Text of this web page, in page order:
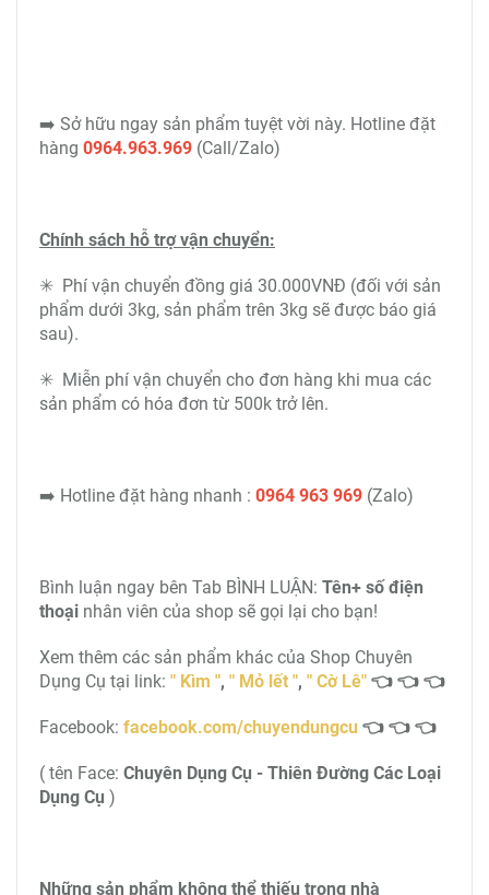
➡️ Sở hữu ngay sản phẩm tuyệt vời này. Hotline đặt
hàng 0964.963.969 (Call/Zalo)
Chính sách hỗ trợ vận chuyển:
✳ Phí vận chuyển đồng giá 30.000VNĐ (đối với sản
phẩm dưới 3kg, sản phẩm trên 3kg sẽ được báo giá
sau).
✳ Miễn phí vận chuyển cho đơn hàng khi mua các
sản phẩm có hóa đơn từ 500k trở lên.
➡️ Hotline đặt hàng nhanh : 0964 963 969 (Zalo)
Bình luận ngay bên Tab BÌNH LUẬN: Tên+ số điện
thoại nhân viên của shop sẽ gọi lại cho bạn!
Xem thêm các sản phẩm khác của Shop Chuyên
Dụng Cụ tại link: " Kìm ", " Mỏ lết ", " Cờ Lê" 👈 👈 👈
Facebook: facebook.com/chuyendungcu 👈 👈 👈
( tên Face: Chuyên Dụng Cụ - Thiên Đường Các Loại
Dụng Cụ )
Những sản phẩm không thể thiếu trong nhà